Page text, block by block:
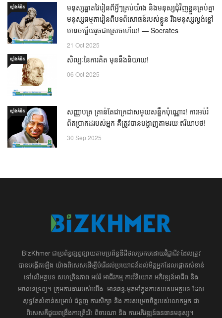
ឃ្លាំង​គំនិត
មនុស្សឆ្លាតវៃរៀនពីអ្វីៗគ្រប់យ៉ាង និងមនុស្សជុំវិញខ្លួនគ្រប់គ្នា
មនុស្សធម្មតារៀនពីបទពិសោធន៍របស់ខ្លួន រីឯមនុស្សល្ងង់ខ្លៅ
មានចម្លើយរួចជាស្រេចហើយ! — Socrates
21 Oct 2025
ឃ្លាំង​គំនិត សិល្បៈនៃការគិត មុននឹងនិយាយ!
06 Oct 2025
ឃ្លាំង​គំនិត
សញ្ញាបត្រ គ្រាន់តែជាក្រដាសមួយសន្លឹកប៉ុណ្ណោះ! ការអប់រំ
ពិតប្រាកដរបស់អ្នក គឺត្រូវបានបង្ហាញតាមរយៈឥរិយាបថ!
30 Sep 2025
BizKhmer ​ជា​​ប្រព័ន្ធ​ផ្សព្វផ្សាយ​តាម​ប្រព័ន្ធ​ឌីជីថល​​​ប្រកប​ដោយ​វិជ្ជាជីវៈ​ដែល​​​ត្រូវ​
បាន​បង្កើតឡើង យ៉ាង​ពិសេស​​ដើម្បី​បំរើ​ដល់​ប្រយោជន៍​​​ដល់​មិត្ត​អ្នក​ដែល​ផ្ដោត​សំខាន់​
ទៅ​លើ​អត្ថបទ​ សហគ្រិន​ភាព អប់រំ ​​អាជីវកម្ម​ ​ការ​វិនិយោគ​ ​អភិវឌ្ឍន៍​អាជីព​ និង​
អចលនទ្រព្យ។ ​ក្រុម​​ការងារ​របស់​យើង​ ​​ មាន​ឆន្ទៈ​​មុតមាំ​​​ក្នុង​​ការ​សរសេរ​​អត្ថបទ​​ ដែល​
សុទ្ធតែ​សំខាន់​សម្រាប់​ ជំនួញ​ ការសិក្សា​ ​និង ការ​សម្រេច​ចិត្ត​របស់​​លោក​អ្នក​ ជា
ពិសេស​​គឺ​​ជួយ​ពង្រឹង​ការ​ត្រិះរិះ ពិចារណា​ ​និង ​ការអភិវឌ្ឍន៍​ធនធាន​មនុស្ស។ ​​​​